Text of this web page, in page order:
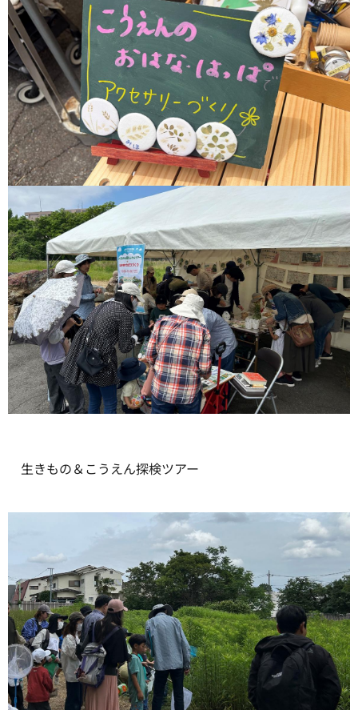
生きもの＆こうえん探検ツアー